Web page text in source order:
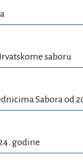
saboru
Sabora od
godine